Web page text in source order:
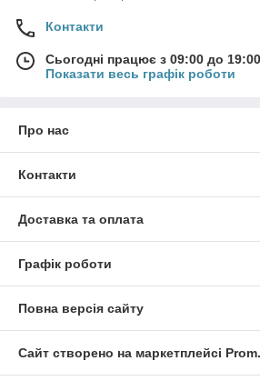
Контакти
Сьогодні працює з 09:00 до 19:00
Показати весь графік роботи
Про нас
Контакти
Доставка та оплата
Графік роботи
Повна версія сайту
Сайт створено на маркетплейсі